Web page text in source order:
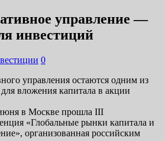
управление —
инвестиций
0
управления остаются одним из
вложения капитала в акции
в Москве прошла III
«Глобальные рынки капитала и
организованная российским